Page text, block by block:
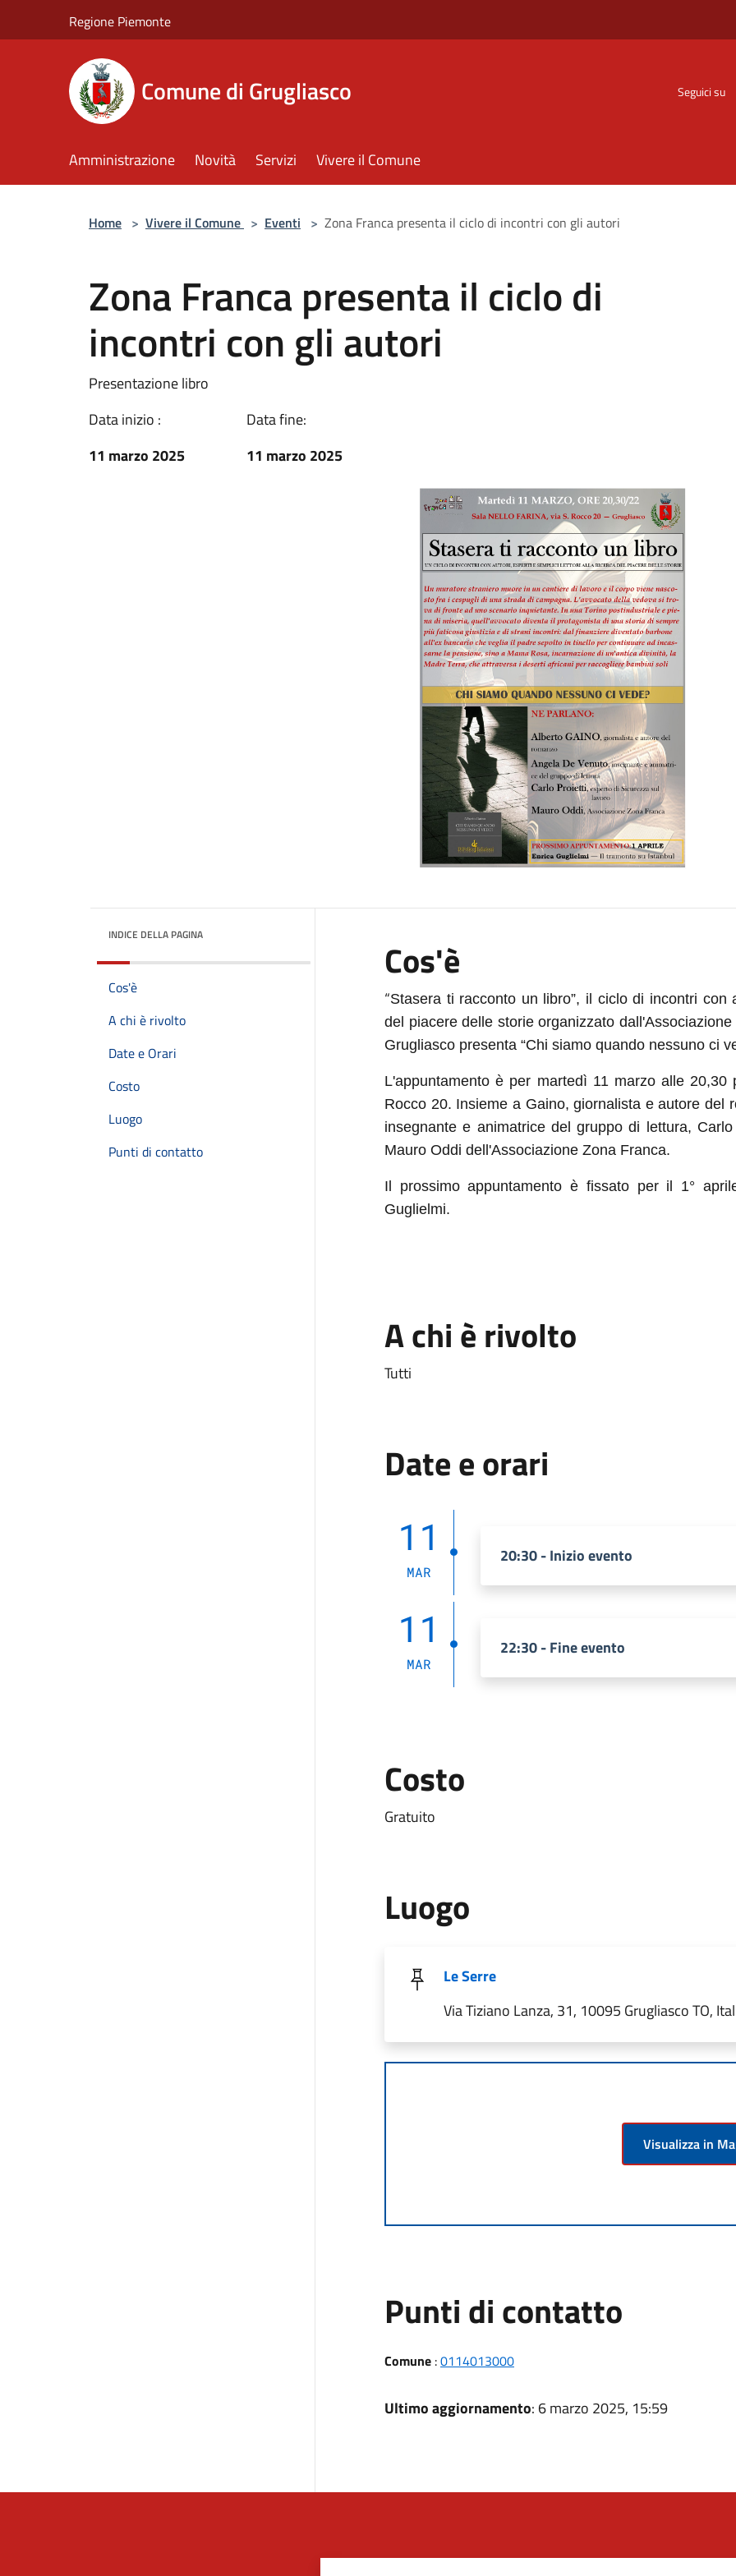
Regione Piemonte
Comune di Grugliasco Seguici su
Amministrazione Novità Servizi Vivere il Comune
Home > Vivere il Comune > Eventi > Zona Franca presenta il ciclo di incontri con gli autori
Zona Franca presenta il ciclo di
incontri con gli autori
Presentazione libro
Data inizio :
11 marzo 2025
Data fine:
11 marzo 2025
INDICE DELLA PAGINA
Cos'è
A chi è rivolto
Date e Orari
Costo
Luogo
Punti di contatto
Cos'è
“Stasera ti racconto un libro”, il ciclo di incontri
del piacere delle storie organizzato
Grugliasco presenta “Chi siamo quando nessuno ci
L'appuntamento è per martedì 11 marzo alle
Rocco 20. Insieme a Gaino, giornalista e autore del
insegnante e animatrice del gruppo di lettura,
Mauro Oddi dell'Associazione Zona Franca.
Il prossimo appuntamento è fissato per il 1°
Guglielmi.
A chi è rivolto
Tutti
Date e orari
11
MAR
20:30 - Inizio evento
11
MAR
22:30 - Fine evento
Costo
Gratuito
Luogo
Le Serre
Via Tiziano Lanza, 31, 10095 Grugliasco TO,
Visualizza in
Punti di contatto
Comune:0114013000
Ultimo aggiornamento: 6 marzo 2025, 15:59